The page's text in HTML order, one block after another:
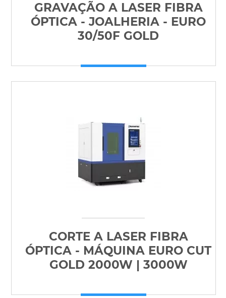
GRAVAÇÃO A LASER FIBRA
ÓPTICA - JOALHERIA - EURO
30/50F GOLD
CORTE A LASER FIBRA
ÓPTICA - MÁQUINA EURO CUT
GOLD 2000W | 3000W